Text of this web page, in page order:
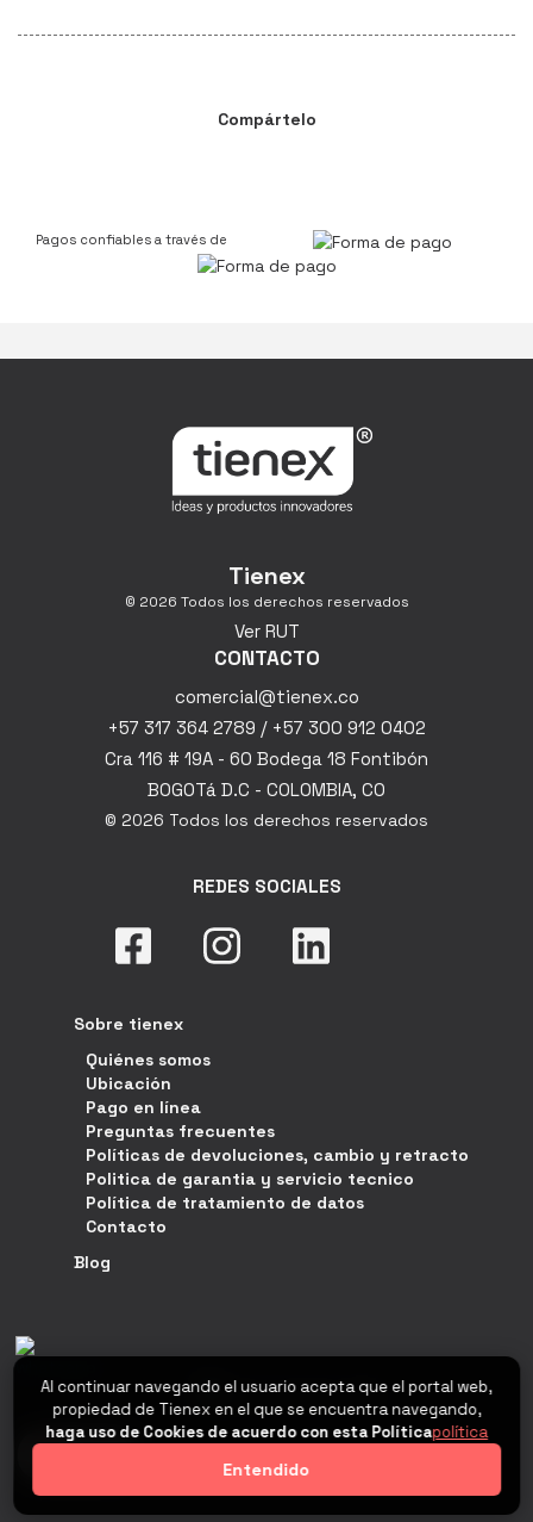
Compártelo
Pagos confiables a través de
Tienex
© 2026 Todos los derechos reservados
Ver RUT
CONTACTO
comercial@tienex.co
+57 317 364 2789 / +57 300 912 0402
Cra 116 # 19A - 60 Bodega 18 Fontibón
BOGOTá D.C - COLOMBIA, CO
© 2026 Todos los derechos reservados
REDES SOCIALES
Sobre tienex
Quiénes somos
Ubicación
Pago en línea
Preguntas frecuentes
Políticas de devoluciones, cambio y retracto
Politica de garantia y servicio tecnico
Política de tratamiento de datos
Contacto
Blog
Al continuar navegando el usuario acepta que el portal web,
propiedad de Tienex en el que se encuentra navegando,
haga uso de Cookies de acuerdo con esta Políticapolítica
Entendido